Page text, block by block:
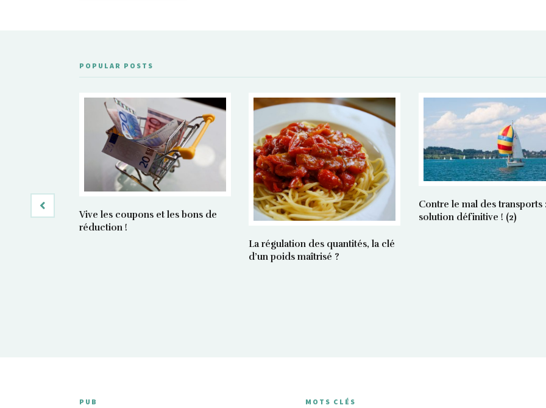
POPULAR POSTS
Vive les coupons et les bons de
réduction !
La régulation des quantités, la clé
d’un poids maîtrisé ?
Contre le mal des transports
solution définitive ! (2)
PUB MOTS CLÉS